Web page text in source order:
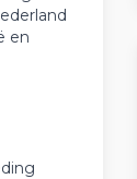
en